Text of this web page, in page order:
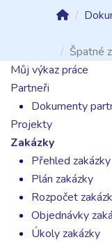
Špatné
Můj výkaz práce
Partneři
Dokumenty
Projekty
Zakázky
Přehled zakázky
Plán zakázky
Rozpočet
Objednávky
Úkoly zakázky